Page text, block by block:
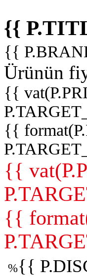
{{
{{
Ürünün
{{
{{
{{
{{
%{{